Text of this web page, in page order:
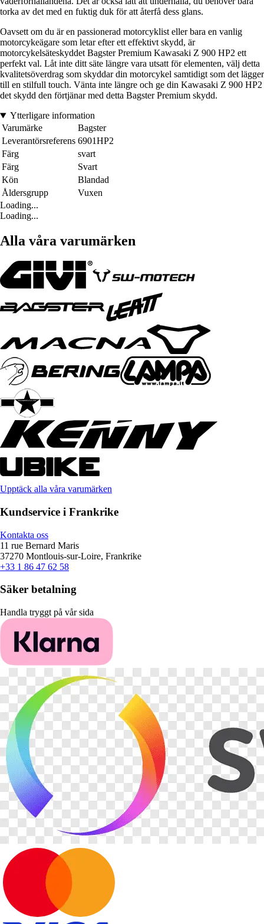
torka av det med en fuktig duk för att återfå dess glans.
Oavsett om du är en passionerad motorcyklist eller bara en vanlig
motorcykeägare som letar efter ett effektivt skydd, är
motorcykelsäteskyddet Bagster Premium Kawasaki Z 900 HP2 ett
perfekt val. Låt inte ditt säte längre vara utsatt för elementen, välj detta
kvalitetsöverdrag som skyddar din motorcykel samtidigt som det lägger
till en stilfull touch. Vänta inte längre och ge din Kawasaki Z 900 HP2
det skydd den förtjänar med detta Bagster Premium skydd.
Ytterligare information
Varumärke
Bagster
Leverantörsreferens 6901HP2
Färg
svart
Färg
Svart
Kön
Blandad
Åldersgrupp
Vuxen
Loading...
Loading...
Alla våra varumärken
Upptäck alla våra varumärken
Kundservice i Frankrike
Kontakta oss
11 rue Bernard Maris
37270 Montlouis-sur-Loire, Frankrike
+33 1 86 47 62 58
Säker betalning
Handla tryggt på vår sida